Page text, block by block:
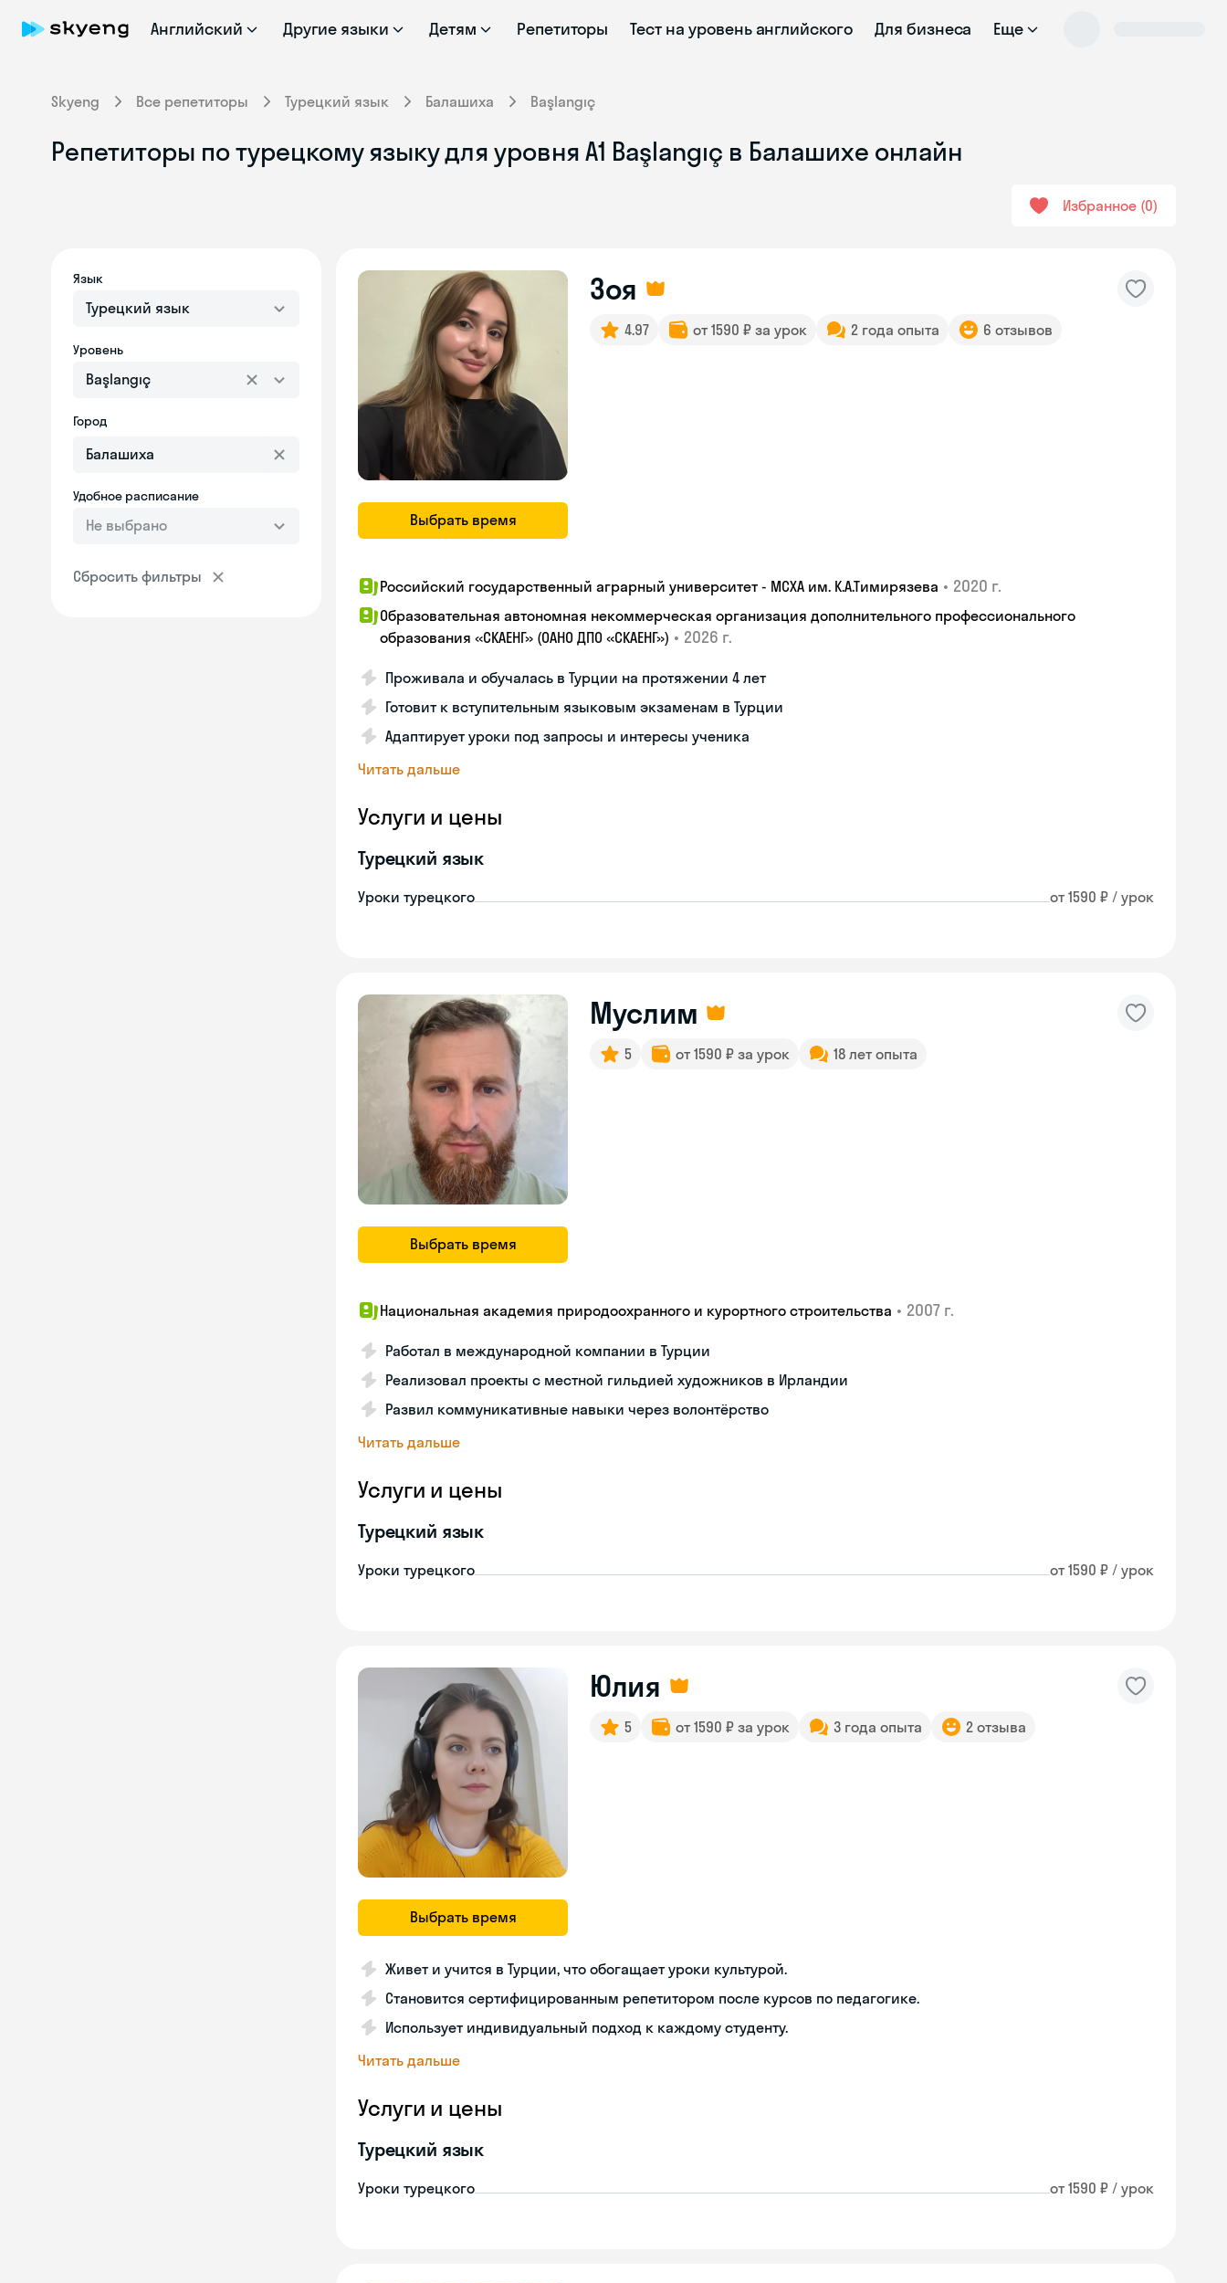
Английский Другие языки Детям Репетиторы Тест на уровень английского Для бизнеса Еще
Skyeng Все репетиторы Турецкий язык Балашиха Başlangıç
Репетиторы по турецкому языку для уровня A1 Başlangıç в Балашихе онлайн
Избранное 0
Язык
Турецкий язык
Уровень
Başlangıç
Город
Удобное расписание
Не выбрано
Сбросить фильтры
Выбрать время
Зоя
4.97 от 1590 ₽ за урок 2 года опыта 6 отзывов
Российский государственный аграрный университет - МСХА им. К.А.Тимирязева • 2020 г.
Образовательная автономная некоммерческая организация дополнительного профессионального
образования «СКАЕНГ» (ОАНО ДПО «СКАЕНГ») • 2026 г.
Проживала и обучалась в Турции на протяжении 4 лет
Готовит к вступительным языковым экзаменам в Турции
Адаптирует уроки под запросы и интересы ученика
Читать дальше
Услуги и цены
Турецкий язык
Уроки турецкого от 1590 ₽ / урок
Выбрать время
Муслим
5 от 1590 ₽ за урок 18 лет опыта
Национальная академия природоохранного и курортного строительства • 2007 г.
Работал в международной компании в Турции
Реализовал проекты с местной гильдией художников в Ирландии
Развил коммуникативные навыки через волонтёрство
Читать дальше
Услуги и цены
Турецкий язык
Уроки турецкого от 1590 ₽ / урок
Выбрать время
Юлия
5 от 1590 ₽ за урок 3 года опыта 2 отзыва
Живет и учится в Турции, что обогащает уроки культурой.
Становится сертифицированным репетитором после курсов по педагогике.
Использует индивидуальный подход к каждому студенту.
Читать дальше
Услуги и цены
Турецкий язык
Уроки турецкого от 1590 ₽ / урок